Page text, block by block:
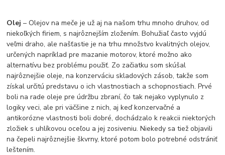
Olej– Olejov na meče je už aj na našom trhu mnoho druhov, od
niekoľkých firiem, s najrôznejším zložením. Bohužiaľ často vyjdú
veľmi draho, ale našťastie je na trhu množstvo kvalitných olejov,
určených napríklad pre mazanie motorov, ktoré možno ako
alternatívu bez problému použiť. Zo začiatku som skúšal
najrôznejšie oleje, na konzerváciu skladových zásob, takže som
získal určitú predstavu o ich vlastnostiach a schopnostiach. Prvé
boli na rade oleje pre údržbu zbraní, čo tak nejako vyplynulo z
logiky veci, ale pri väčšine z nich, aj keď konzervačné a
antikorózne vlastnosti boli dobré, dochádzalo k reakcii niektorých
zložiek s uhlíkovou oceľou a jej zosiveniu. Niekedy sa tiež objavili
na čepeli najrôznejšie škvrny, ktoré potom bolo potrebné odstrániť
leštením.